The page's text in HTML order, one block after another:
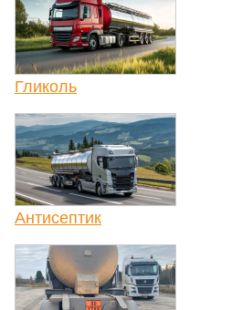
Гликоль
Антисептик